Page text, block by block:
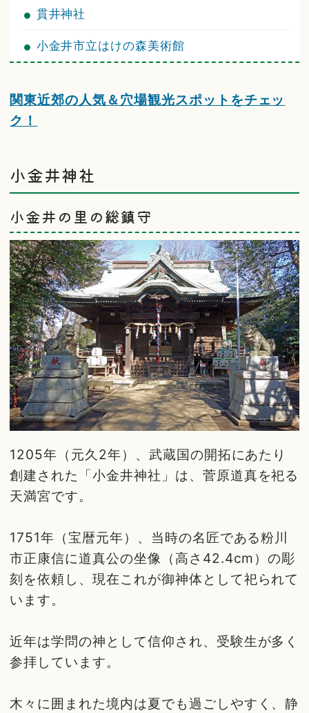
貫井神社
小金井市立はけの森美術館
関東近郊の人気＆穴場観光スポットをチェッ
ク！
小金井神社
小金井の里の総鎮守
1205年（元久2年）、武蔵国の開拓にあたり
創建された「小金井神社」は、菅原道真を祀る
天満宮です。
1751年（宝暦元年）、当時の名匠である粉川
市正康信に道真公の坐像（高さ42.4cm）の彫
刻を依頼し、現在これが御神体として祀られて
います。
近年は学問の神として信仰され、受験生が多く
参拝しています。
木々に囲まれた境内は夏でも過ごしやすく、静